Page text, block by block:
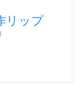
リップ